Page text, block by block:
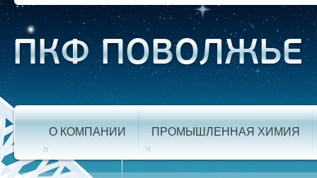
О КОМПАНИИ ПРОМЫШЛЕННАЯ ХИМИЯ